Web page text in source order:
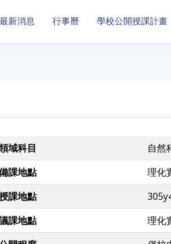
最新消息 行事曆 學校公開授課計畫
域科目
自然
課地點
理化
課地點
課地點
理化